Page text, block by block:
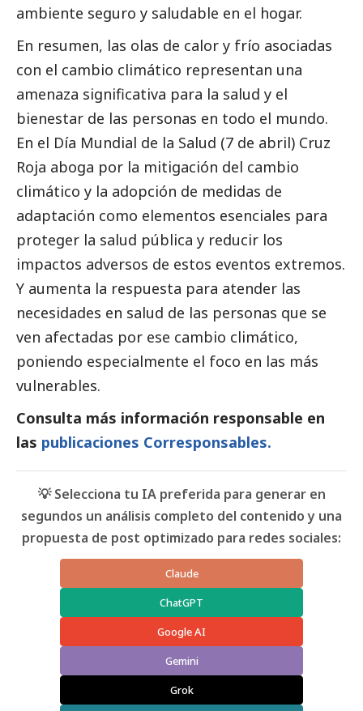
ambiente seguro y saludable en el hogar.
En resumen, las olas de calor y frío asociadas
con el cambio climático representan una
amenaza significativa para la salud y el
bienestar de las personas en todo el mundo.
En el Día Mundial de la Salud (7 de abril) Cruz
Roja aboga por la mitigación del cambio
climático y la adopción de medidas de
adaptación como elementos esenciales para
proteger la salud pública y reducir los
impactos adversos de estos eventos extremos.
Y aumenta la respuesta para atender las
necesidades en salud de las personas que se
ven afectadas por ese cambio climático,
poniendo especialmente el foco en las más
vulnerables.
Consulta más información responsable en
las publicaciones Corresponsables.
💡 Selecciona tu IA preferida para generar en
segundos un análisis completo del contenido y una
propuesta de post optimizado para redes sociales:
Claude
ChatGPT
Google AI
Gemini
Grok